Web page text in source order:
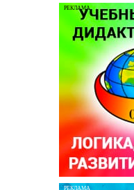
РЕКЛАМА
РЕКЛАМА